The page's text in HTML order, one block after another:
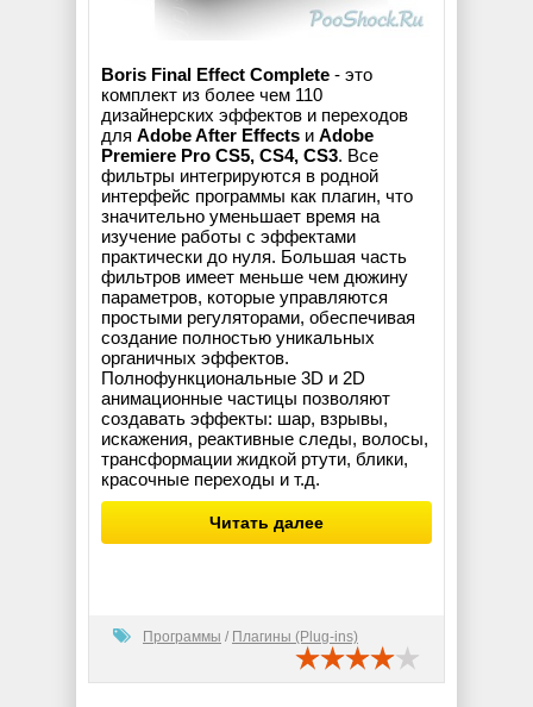
Boris Final Effect Complete - это
комплект из более чем 110
дизайнерских эффектов и переходов
для Adobe After Effects и Adobe
Premiere Pro CS5, CS4, CS3. Все
фильтры интегрируются в родной
интерфейс программы как плагин, что
значительно уменьшает время на
изучение работы с эффектами
практически до нуля. Большая часть
фильтров имеет меньше чем дюжину
параметров, которые управляются
простыми регуляторами, обеспечивая
создание полностью уникальных
органичных эффектов.
Полнофункциональные 3D и 2D
анимационные частицы позволяют
создавать эффекты: шар, взрывы,
искажения, реактивные следы, волосы,
трансформации жидкой ртути, блики,
красочные переходы и т.д.
Читать далее
Программы / Плагины (Plug-ins)